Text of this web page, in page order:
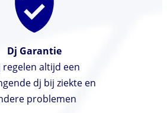
Dj Garantie
regelen altijd een
dj bij ziekte en
problemen